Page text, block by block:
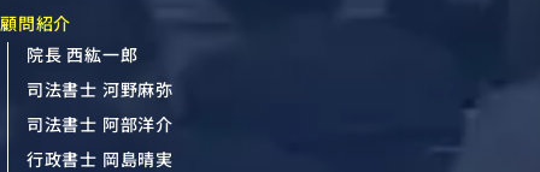
顧問紹介
院長 西紘一郎
司法書士 河野麻弥
司法書士 阿部洋介
行政書士 岡島晴実